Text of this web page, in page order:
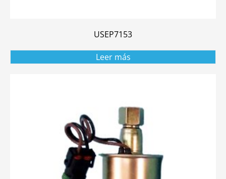
USEP7153
Leer más